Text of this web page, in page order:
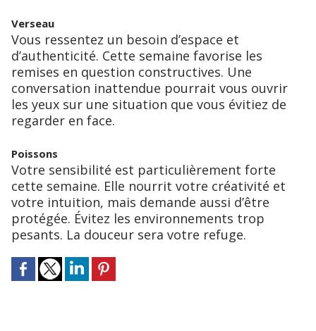
Verseau
Vous ressentez un besoin d’espace et
d’authenticité. Cette semaine favorise les
remises en question constructives. Une
conversation inattendue pourrait vous ouvrir
les yeux sur une situation que vous évitiez de
regarder en face.
Poissons
Votre sensibilité est particulièrement forte
cette semaine. Elle nourrit votre créativité et
votre intuition, mais demande aussi d’être
protégée. Évitez les environnements trop
pesants. La douceur sera votre refuge.